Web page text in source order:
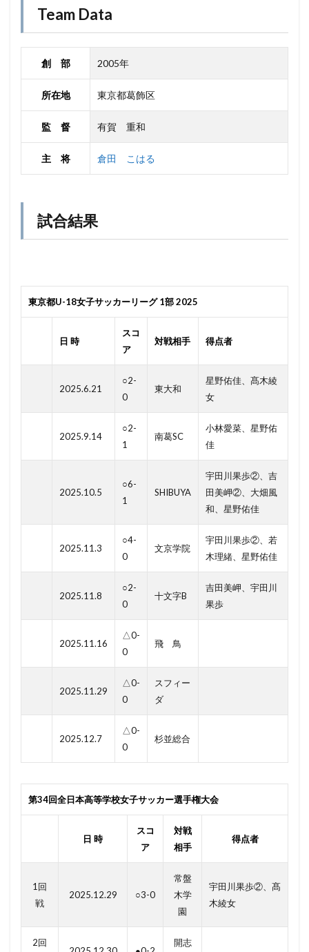
Team Data
創 部 2005年
所在地 東京都葛飾区
監 督 有賀 重和
主 将 倉田 こはる
試合結果
東京都U-18女子サッカーリーグ 1部 2025
日 時
スコ
ア
対戦相手 得点者
2025.6.21
○2-
0
東大和
星野佑佳、髙木綾
女
2025.9.14
○2-
1
南葛SC
小林愛菜、星野佑
佳
2025.10.5
○6-
1
SHIBUYA
宇田川果歩②、吉
田美岬②、大畑風
和、星野佑佳
2025.11.3
○4-
0
文京学院
宇田川果歩②、若
木理緒、星野佑佳
2025.11.8
○2-
0
十文字B
吉田美岬、宇田川
果歩
2025.11.16
△0-
0
飛 鳥
2025.11.29
△0-
0
スフィー
ダ
2025.12.7
△0-
0
杉並総合
第34回全日本高等学校女子サッカー選手権大会
日 時
スコ
ア
対戦
相手
得点者
1回
戦
2025.12.29 ○3-0
常盤
木学
園
宇田川果歩②、髙
木綾女
2回 開志